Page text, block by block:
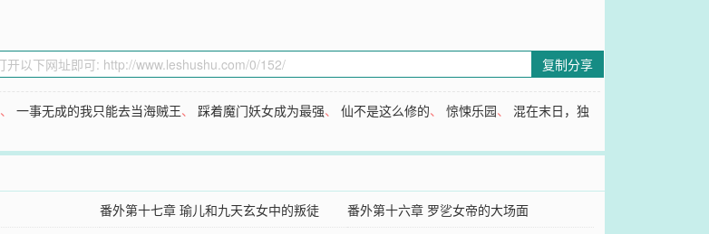
复制分享
、一事无成的我只能去当海贼王、 踩着魔门妖女成为最强、仙不是这么修的、惊悚乐园、 混在末日，独
番外第十七章 瑜儿和九天玄女中的叛徒
番外第十六章 罗乷女帝的大场面